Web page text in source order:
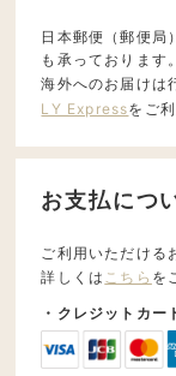
日本郵便（郵便局
も承っております。
海外へのお届けは
LY Expressをご
お支払につ
ご利用いただける
詳しくは こちら を
・クレジットカー